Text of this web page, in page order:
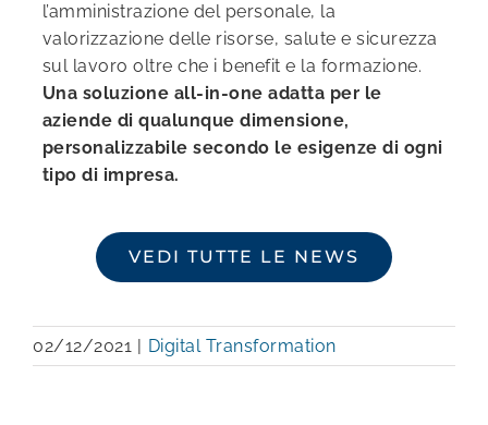
l’amministrazione del personale, la
valorizzazione delle risorse, salute e sicurezza
sul lavoro oltre che i benefit e la formazione.
Una soluzione all-in-one adatta per le
aziende di qualunque dimensione,
personalizzabile secondo le esigenze di ogni
tipo di impresa.
VEDI TUTTE LE NEWS
02/12/2021 Digital Transformation